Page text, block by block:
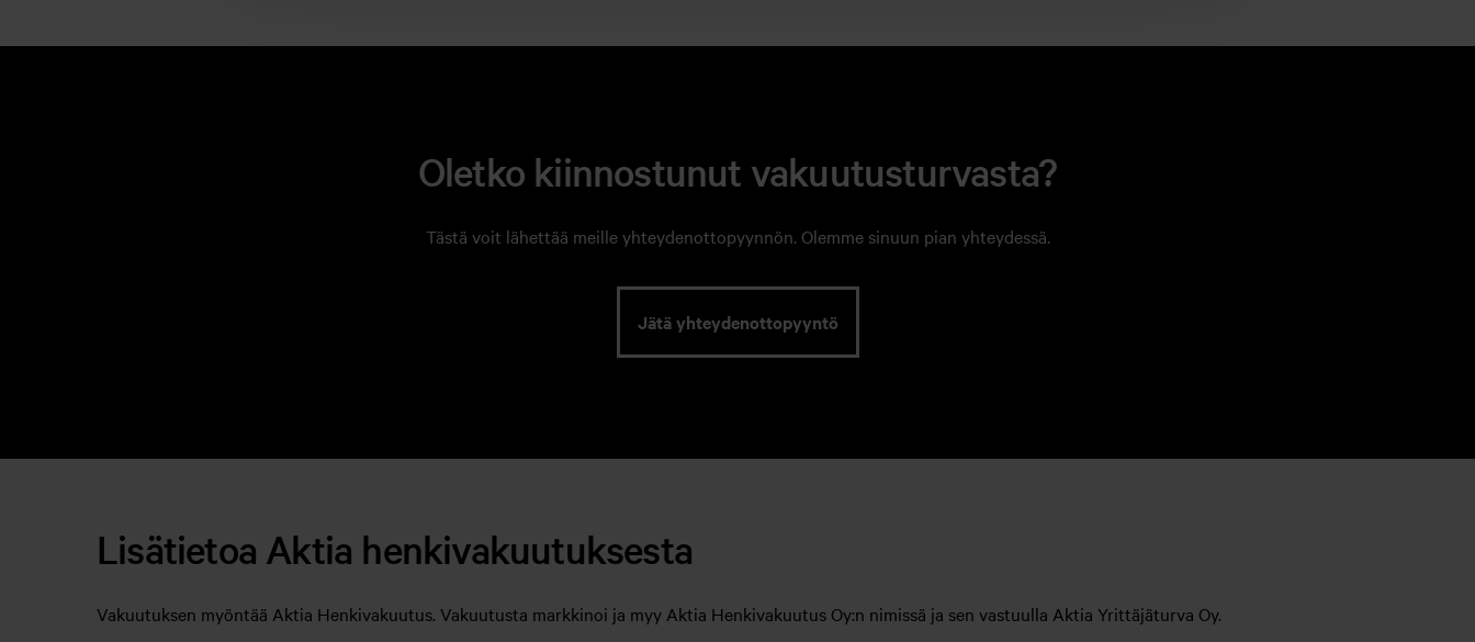
Oletko kiinnostunut vakuutusturvasta?
Tästä voit lähettää meille yhteydenottopyynnön. Olemme sinuun pian yhteydessä.
Jätä yhteydenottopyyntö
Lisätietoa Aktia henkivakuutuksesta
Vakuutuksen myöntää Aktia Henkivakuutus. Vakuutusta markkinoi ja myy Aktia Henkivakuutus Oy:n nimissä ja sen vastuulla Aktia Yrittäjäturva Oy.